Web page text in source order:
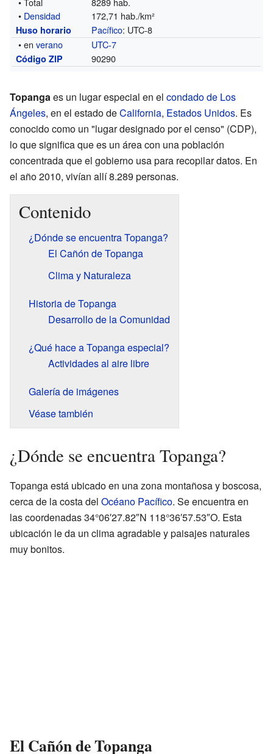
• Densidad 172,71 hab./km²
Huso horario Pacífico: UTC-8
• enverano UTC-7
Código ZIP 90290
Topangaes un lugar especial en el condado de Los
Ángeles, en el estado deCalifornia, Estados Unidos. Es
conocido como un "lugar designado por el censo" (CDP),
lo que significa que es un área con una población
concentrada que el gobierno usa para recopilar datos. En
el año 2010, vivían allí 8.289 personas.
Contenido
¿Dónde se encuentra Topanga?
El Cañón de Topanga
Clima y Naturaleza
Historia de Topanga
Desarrollo de la Comunidad
¿Qué hace a Topanga especial?
Actividades al aire libre
Galería de imágenes
Véase también
¿Dónde se encuentra Topanga?
Topanga está ubicado en una zona montañosa y boscosa,
cerca de la costa del Océano Pacífico. Se encuentra en
las coordenadas 34°06′27.82″N 118°36′57.53″O. Esta
ubicación le da un clima agradable y paisajes naturales
muy bonitos.
El Cañón de Topanga